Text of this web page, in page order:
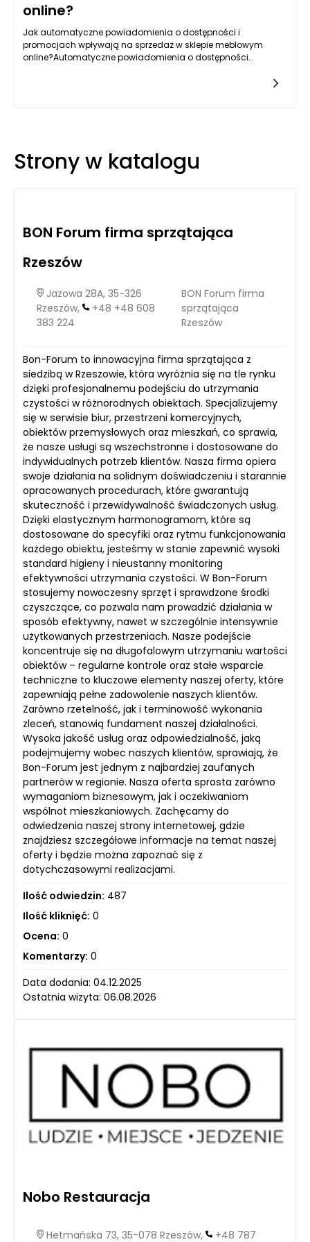
online?
Jak automatyczne powiadomienia o dostępności i
promocjach wpływają na sprzedaż w sklepie meblowym
online?Automatyczne powiadomienia o dostępności
Strony w katalogu
BON Forum firma sprzątająca
Rzeszów
Jazowa 28A, 35-326
Rzeszów,
+48 +48 608
383 224
BON Forum firma
sprzątająca
Rzeszów
Bon-Forum to innowacyjna firma sprzątająca z
siedzibą w Rzeszowie, która wyróżnia się na tle rynku
dzięki profesjonalnemu podejściu do utrzymania
czystości w różnorodnych obiektach. Specjalizujemy
się w serwisie biur, przestrzeni komercyjnych,
obiektów przemysłowych oraz mieszkań, co sprawia,
że nasze usługi są wszechstronne i dostosowane do
indywidualnych potrzeb klientów. Nasza firma opiera
swoje działania na solidnym doświadczeniu i starannie
opracowanych procedurach, które gwarantują
skuteczność i przewidywalność świadczonych usług.
Dzięki elastycznym harmonogramom, które są
dostosowane do specyfiki oraz rytmu funkcjonowania
każdego obiektu, jesteśmy w stanie zapewnić wysoki
standard higieny i nieustanny monitoring
efektywności utrzymania czystości. W Bon-Forum
stosujemy nowoczesny sprzęt i sprawdzone środki
czyszczące, co pozwala nam prowadzić działania w
sposób efektywny, nawet w szczególnie intensywnie
użytkowanych przestrzeniach. Nasze podejście
koncentruje się na długofalowym utrzymaniu wartości
obiektów – regularne kontrole oraz stałe wsparcie
techniczne to kluczowe elementy naszej oferty, które
zapewniają pełne zadowolenie naszych klientów.
Zarówno rzetelność, jak i terminowość wykonania
zleceń, stanowią fundament naszej działalności.
Wysoka jakość usług oraz odpowiedzialność, jaką
podejmujemy wobec naszych klientów, sprawiają, że
Bon-Forum jest jednym z najbardziej zaufanych
partnerów w regionie. Nasza oferta sprosta zarówno
wymaganiom biznesowym, jak i oczekiwaniom
wspólnot mieszkaniowych. Zachęcamy do
odwiedzenia naszej strony internetowej, gdzie
znajdziesz szczegółowe informacje na temat naszej
oferty i będzie można zapoznać się z
dotychczasowymi realizacjami.
Ilość odwiedzin: 487
Ilość kliknięć: 0
Ocena: 0
Komentarzy: 0
Data dodania: 04.12.2025
Ostatnia wizyta: 06.08.2026
Nobo Restauracja
Hetmańska 73, 35-078 Rzeszów, +48 787